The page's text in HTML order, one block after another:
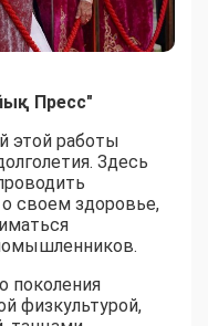
Пресс"
этой работы
Здесь
своем здоровье,
поколения
физкультурой,